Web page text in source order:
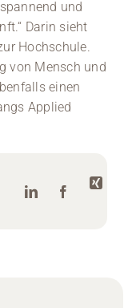
und
Darin sieht
Hochschule.
von Mensch und
einen
Applied